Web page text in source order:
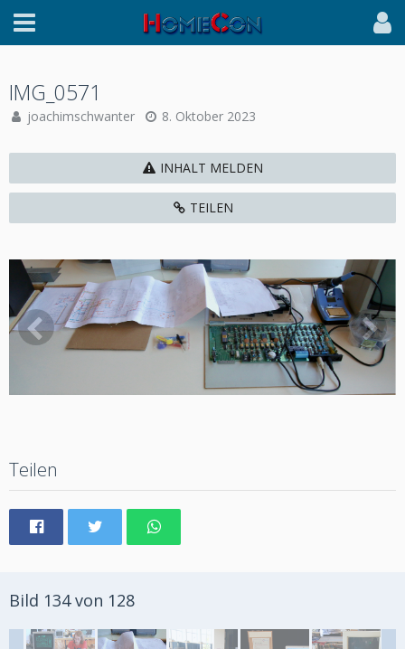
IMG_0571
joachimschwanter 8. Oktober 2023
INHALT MELDEN
TEILEN
Teilen
Bild 134 von 128